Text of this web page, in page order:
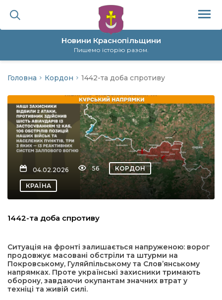
Новини Краснопільщини
Пишемо історію разом.
політика
Головна Кордон 1442-та доба спротиву
04.02.2026 56 КОРДОН
КРАЇНА
1442-та доба спротиву
Ситуація на фронті залишається напруженою: ворог
продовжує масовані обстріли та штурми на
Покровському, Гуляйпільському та Слов’янському
напрямках. Проте українські захисники тримають
оборону, завдаючи окупантам значних втрат у
техніці та живій силі.